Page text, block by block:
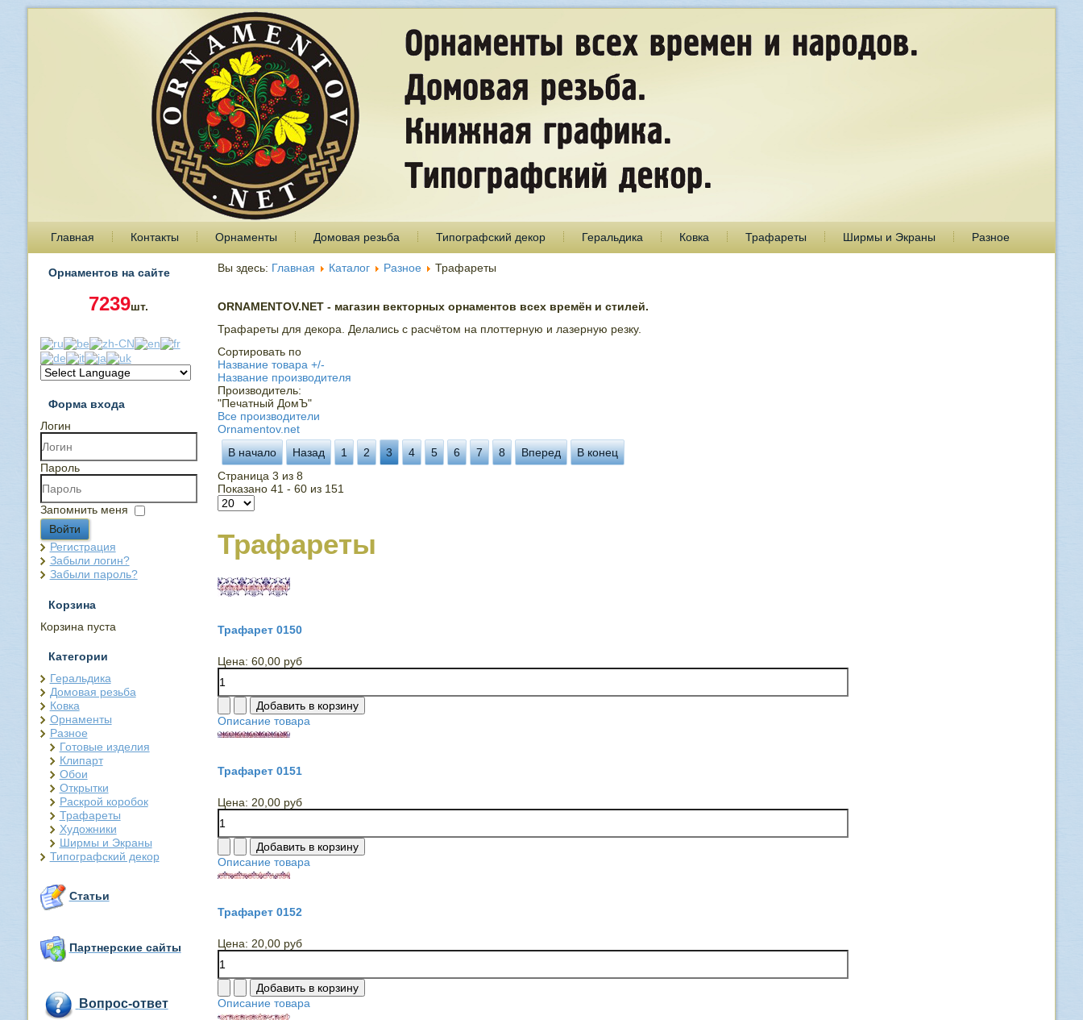
Главная Контакты Орнаменты Домовая резьба Типографский декор Геральдика Ковка Трафареты Ширмы и Экраны Разное
Орнаментов на сайте
7239шт.
Форма входа
Логин
Пароль
Запомнить меня
Войти
Регистрация
Забыли логин?
Забыли пароль?
Корзина
Корзина пуста
Категории
Геральдика
Домовая резьба
Ковка
Орнаменты
Разное
Готовые изделия
Клипарт
Обои
Открытки
Раскрой коробок
Трафареты
Художники
Ширмы и Экраны
Типографский декор
Статьи
Партнерские сайты
Вопрос-ответ
Вы здесь: Главная Каталог Разное Трафареты
ORNAMENTOV.NET - магазин векторных орнаментов всех времён и стилей.
Трафареты для декора. Делались с расчётом на плоттерную и лазерную резку.
Сортировать по
Название товара +/-
Название производителя
Производитель:
"Печатный ДомЪ"
Все производители
Ornamentov.net
В начало
Назад 1 2 3 4 5 6 7 8 Вперед
В конец
Страница 3 из 8
Показано 41 - 60 из 151
Трафареты
Трафарет 0150
Цена: 60,00 руб
Описание товара
Трафарет 0151
Цена: 20,00 руб
Описание товара
Трафарет 0152
Цена: 20,00 руб
Описание товара